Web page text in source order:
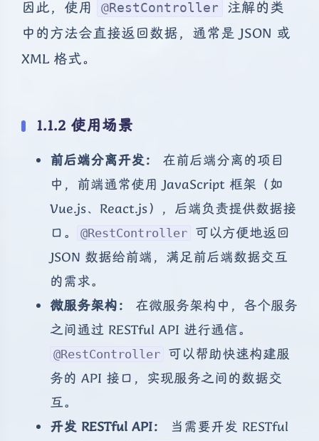
因此，使用
@RestController
注解的类
中的方法会直接返回数据，通常是 JSON 或
XML 格式。
1.1.2 使用场景
前后端分离开发：
在前后端分离的项目
中，前端通常使用 JavaScript 框架（如
Vue.js、React.js），后端负责提供数据接
口。
@RestController 可以方便地返回
JSON 数据给前端，满足前后端数据交互
的需求。
微服务架构：
在微服务架构中，各个服务
之间通过 RESTful API 进行通信。
@RestController 可以帮助快速构建服
务的 API 接口，实现服务之间的数据交
互。
开发 RESTful API：
当需要开发 RESTful